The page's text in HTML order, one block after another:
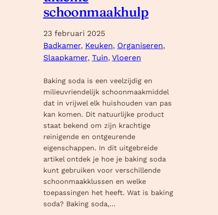
schoonmaakhulp
23 februari 2025
Badkamer, Keuken, Organiseren ,
Slaapkamer, Tuin, Vloeren
Baking soda is een veelzijdig en
milieuvriendelijk schoonmaakmiddel
dat in vrijwel elk huishouden van pas
kan komen. Dit natuurlijke product
staat bekend om zijn krachtige
reinigende en ontgeurende
eigenschappen. In dit uitgebreide
artikel ontdek je hoe je baking soda
kunt gebruiken voor verschillende
schoonmaakklussen en welke
toepassingen het heeft. Wat is baking
soda? Baking soda,…